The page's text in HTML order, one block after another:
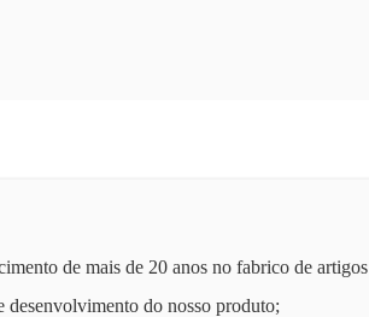
de mais de 20 anos no fabrico de
desenvolvimento do nosso produto;